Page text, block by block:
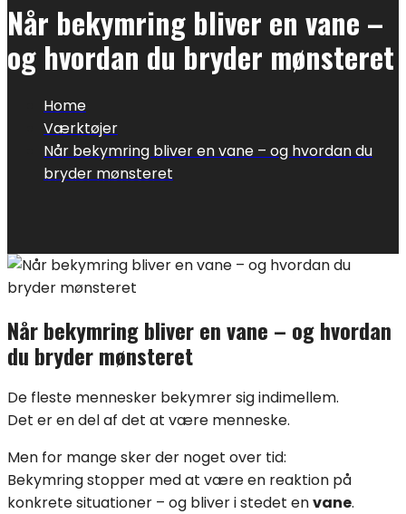
Når bekymring bliver en vane –
og hvordan du bryder mønsteret
Home
Værktøjer
Når bekymring bliver en vane – og hvordan du
bryder mønsteret
Når bekymring bliver en vane – og hvordan
du bryder mønsteret
De fleste mennesker bekymrer sig indimellem.
Det er en del af det at være menneske.
Men for mange sker der noget over tid:
Bekymring stopper med at være en reaktion på
konkrete situationer – og bliver i stedet envane.